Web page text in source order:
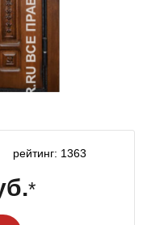
рейтинг: 1363
*